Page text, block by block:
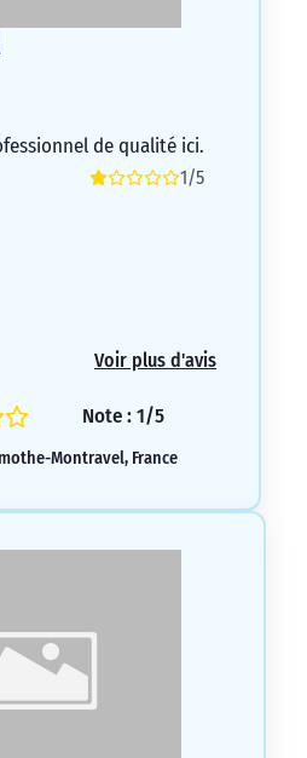
de qualité ici.
1/5
Voir plus d'avis
Note : 1/5
Montravel, France